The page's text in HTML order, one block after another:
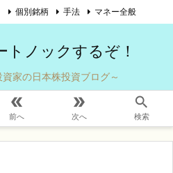
トノックするぞ！
家の日本株投資ブログ～

前へ

次へ

検索
個別銘柄 手法 マネー全般